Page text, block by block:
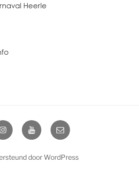
Heerle
InstagramYouTubeE-
mail
door WordPress